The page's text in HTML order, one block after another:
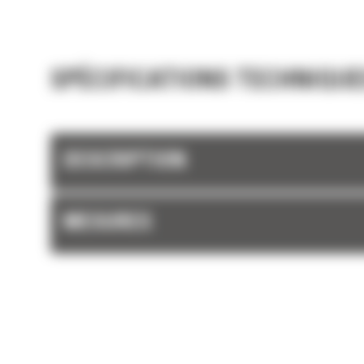
SPÉCIFICATIONS
DESCRIPTION
MESURES